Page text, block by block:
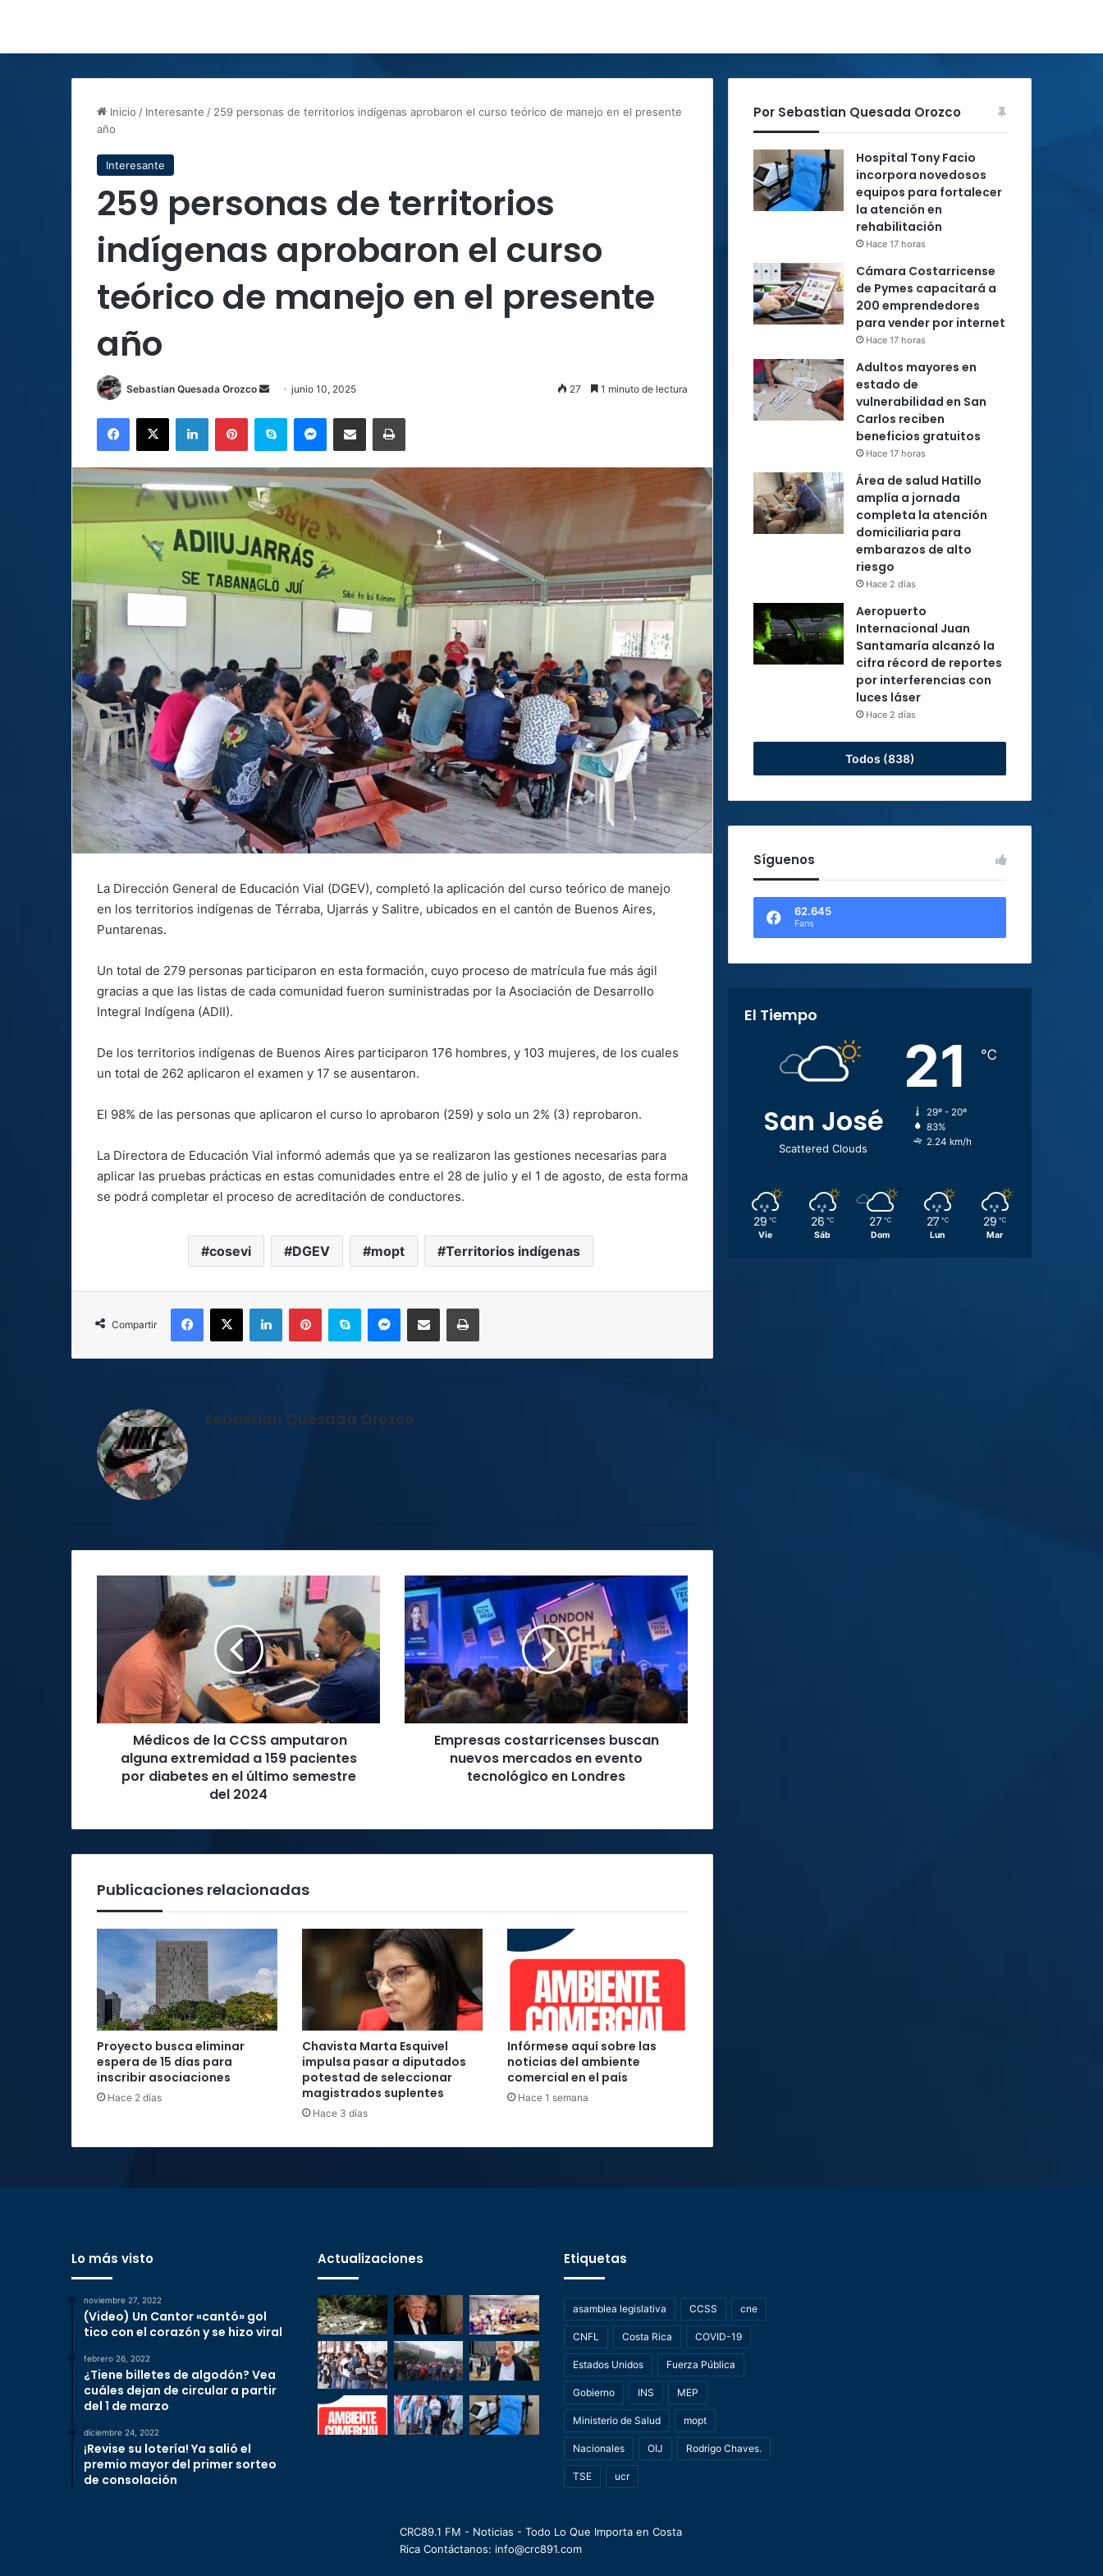
Inicio / Interesante / 259 personas de territorios indígenas aprobaron el curso teórico de manejo en el presente
año
Interesante
259 personas de territorios
indígenas aprobaron el curso
teórico de manejo en el presente
año
Sebastian Quesada Orozco
Send
email
junio 10, 2025 27 1 minuto de lectura
Facebook
X LinkedInPinterestSkype MessengerCompartir por correo electrónicoImprimir
La Dirección General de Educación Vial (DGEV), completó la aplicación del curso teórico de manejo
en los territorios indígenas de Térraba, Ujarrás y Salitre, ubicados en el cantón de Buenos Aires,
Puntarenas.
Un total de 279 personas participaron en esta formación, cuyo proceso de matrícula fue más ágil
gracias a que las listas de cada comunidad fueron suministradas por la Asociación de Desarrollo
Integral Indígena (ADII).
De los territorios indígenas de Buenos Aires participaron 176 hombres, y 103 mujeres, de los cuales
un total de 262 aplicaron el examen y 17 se ausentaron.
El 98% de las personas que aplicaron el curso lo aprobaron (259) y solo un 2% (3) reprobaron.
La Directora de Educación Vial informó además que ya se realizaron las gestiones necesarias para
aplicar las pruebas prácticas en estas comunidades entre el 28 de julio y el 1 de agosto, de esta forma
se podrá completar el proceso de acreditación de conductores.
cosevi DGEV mopt Territorios indígenas
Compartir
Facebook
X LinkedInPinterestSkype MessengerCompartir por correo electrónicoImprimir
Sebastian Quesada Orozco
CCSS
amputaron
alguna
extremidad
159
pacientes
diabetes
del
Médicos de la CCSS amputaron
alguna extremidad a 159 pacientes
por diabetes en el último semestre
del 2024
Empresas
costarricenses
buscan
nuevos
mercados
en
evento
tecnológico
en
LondresEmpresas costarricenses buscan
nuevos mercados en evento
tecnológico en Londres
Publicaciones relacionadas
Proyecto busca eliminar
espera de 15 días para
inscribir asociaciones
Hace 2 días
Chavista Marta Esquivel
impulsa pasar a diputados
potestad de seleccionar
magistrados suplentes
Hace 3 días
Infórmese aquí sobre las
noticias del ambiente
comercial en el país
Hace 1 semana
Por Sebastian Quesada Orozco
Hospital Tony Facio
incorpora novedosos
equipos para fortalecer
la atención en
rehabilitación
Hace 17 horas
Cámara Costarricense
de Pymes capacitará a
200 emprendedores
para vender por internet
Hace 17 horas
Adultos mayores en
estado de
vulnerabilidad en San
Carlos reciben
beneficios gratuitos
Hace 17 horas
Área de salud Hatillo
amplía a jornada
completa la atención
domiciliaria para
embarazos de alto
riesgo
Hace 2 días
Aeropuerto
Internacional Juan
Santamaría alcanzó la
cifra récord de reportes
por interferencias con
luces láser
Hace 2 días
Todos (838)
Síguenos
62.645
Fans
El Tiempo
San José
Scattered Clouds
21 ℃
29º - 20º
83%
2.24 km/h
29 ℃
Vie
26 ℃
Sáb
27 ℃
Dom
27 ℃
Lun
29 ℃
Mar
Lo más visto
noviembre 27, 2022
(Video) Un Cantor «cantó» gol
tico con el corazón y se hizo viral
febrero 26, 2022
¿Tiene billetes de algodón? Vea
cuáles dejan de circular a partir
del 1 de marzo
diciembre 24, 2022
¡Revise su lotería! Ya salió el
premio mayor del primer sorteo
de consolación
Actualizaciones Etiquetas
asamblea legislativa CCSS cne
CNFL Costa Rica COVID-19
Estados Unidos Fuerza Pública
Gobierno INS MEP
Ministerio de Salud mopt
Nacionales OIJ Rodrigo Chaves.
TSE ucr
CRC89.1 FM - Noticias - Todo Lo Que Importa en Costa
Rica Contáctanos: info@crc891.com